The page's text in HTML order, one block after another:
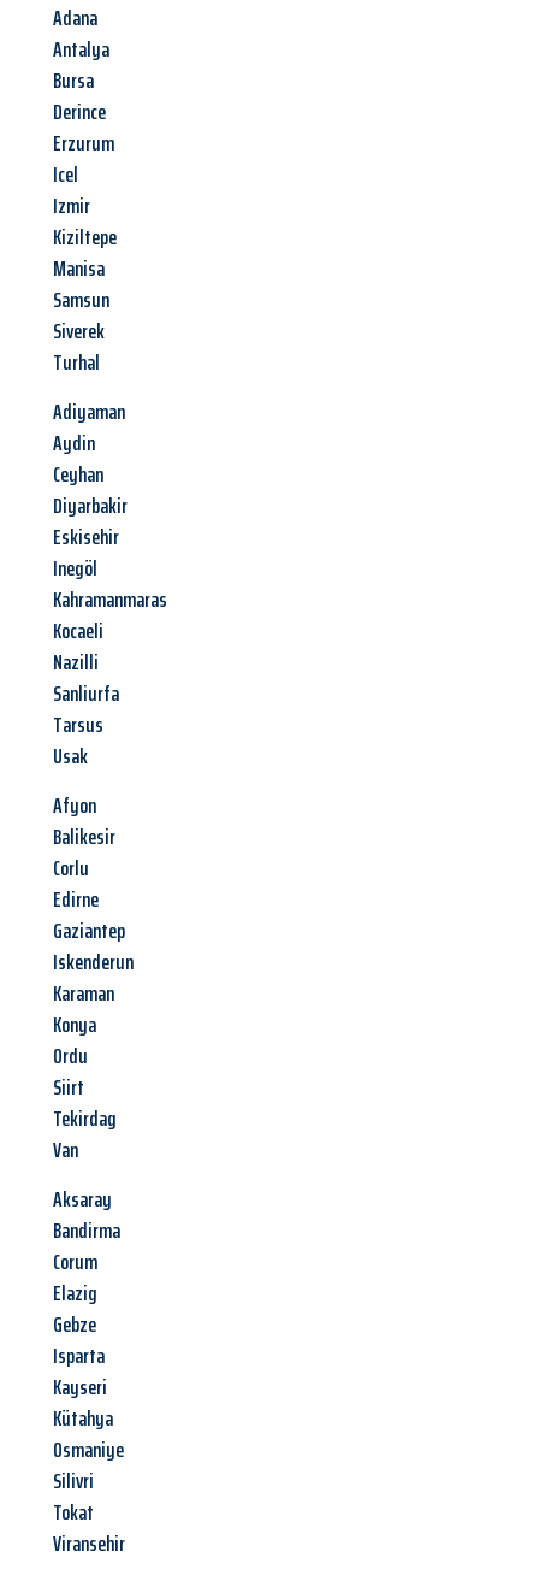
Adana
Antalya
Bursa
Derince
Erzurum
Icel
Izmir
Kiziltepe
Manisa
Samsun
Siverek
Turhal
Adiyaman
Aydin
Ceyhan
Diyarbakir
Eskisehir
Inegöl
Kahramanmaras
Kocaeli
Nazilli
Sanliurfa
Tarsus
Usak
Afyon
Balikesir
Corlu
Edirne
Gaziantep
Iskenderun
Karaman
Konya
Ordu
Siirt
Tekirdag
Van
Aksaray
Bandirma
Corum
Elazig
Gebze
Isparta
Kayseri
Kütahya
Osmaniye
Silivri
Tokat
Viransehir